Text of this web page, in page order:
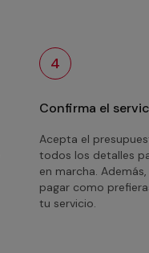
4
Confirma el
Acepta el
todos los detalles
en marcha.
pagar como
tu servicio.